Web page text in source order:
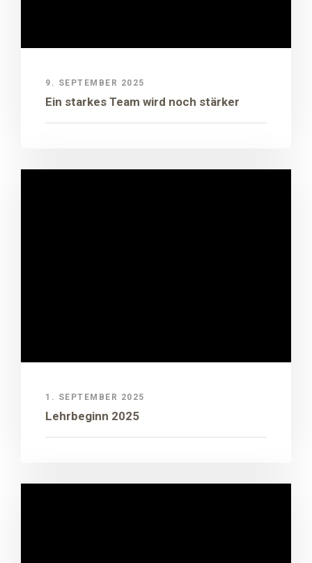
9. SEPTEMBER 2025
Ein starkes Team wird noch stärker
1. SEPTEMBER 2025
Lehrbeginn 2025